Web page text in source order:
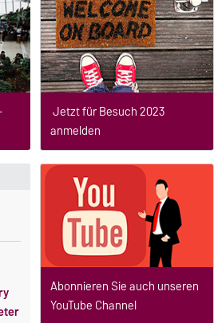
Jetzt für Besuch 2023
anmelden
Abonnieren Sie auch unseren
YouTube Channel